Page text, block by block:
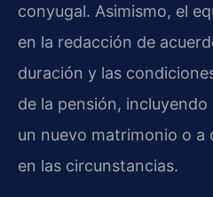
conyugal. Asimismo, el
en la redacción de
duración y las
de la pensión, incluyendo
un nuevo matrimonio o a
en las circunstancias.